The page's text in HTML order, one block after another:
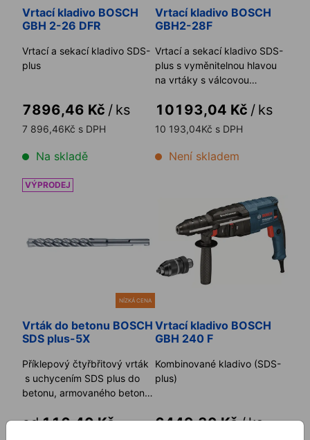
Vrtací kladivo BOSCH
GBH 2-26 DFR
Vrtací a sekací kladivo SDS-
plus
7896,46 Kč / ks
7 896,46Kč s DPH
Na skladě
Vrtací kladivo BOSCH
GBH2-28F
Vrtací a sekací kladivo SDS-
plus s vyměnitelnou hlavou
na vrtáky s válcovou
10193,04 Kč / ks
10 193,04Kč s DPH
Není skladem
Vrták do betonu BOSCH SDS plus-5X
NÍZKÁ CENA
Vrták do betonu BOSCH
SDS plus-5X
Příklepový čtyřbřitový vrták
s uchycením SDS plus do
betonu, armovaného betonu,
od116,40 Kč
Vrtací kladivo BOSCH
GBH 240 F
Kombinované kladivo (SDS-
plus)
6449,30 Kč/ks